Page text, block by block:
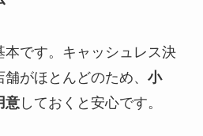
本です。キャッシュレス決
がほとんどのため、 小
意しておくと安心です。